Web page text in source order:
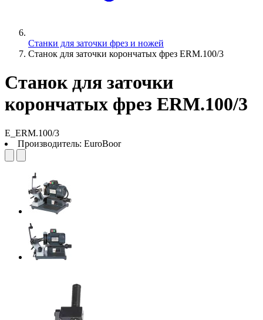
Станки для заточки фрез и ножей
Станок для заточки корончатых фрез ERM.100/3
Станок для заточки
корончатых фрез ERM.100/3
Е_ERM.100/3
Производитель: EuroBoor